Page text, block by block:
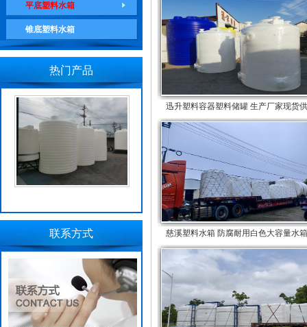
平底塑料水箱
锥底塑料水箱
热门产品
联系方式
迅升塑料容器塑料储罐 生产厂家现货
慈溪塑料水箱 防腐耐用白色大容量水